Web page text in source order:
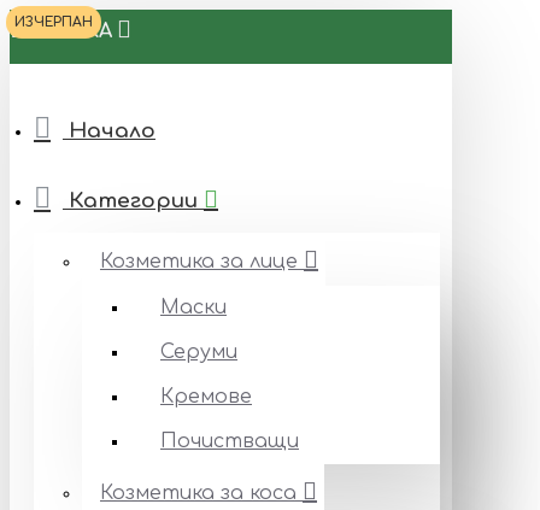
БИОТЕКА
Начало
Категории
Козметика за лице
Маски
Серуми
Кремове
Почистващи
Козметика за коса
ИЗЧЕРПАН